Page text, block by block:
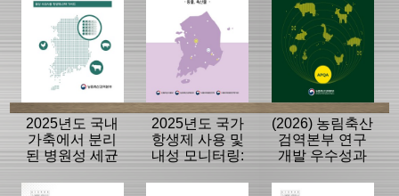
2025년도 국내
가축에서 분리
된 병원성 세균
모니터링 결과
2025년도 국가
항생제 사용 및
내성 모니터링:
(2026) 농림축산
검역본부 연구
개발 우수성과